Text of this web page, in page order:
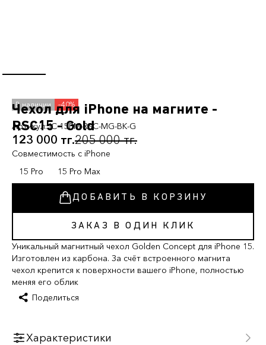
–40%
Чехол для iPhone на магните -
RSС15 - Gold
Артикул:IC-15PM-RSC-MG-BK-G
123 000 тг.205 000 тг.
Совместимость с iPhone
15 Pro
15 Pro Max
ДОБАВИТЬ В КОРЗИНУ
ЗАКАЗ В ОДИН КЛИК
Уникальный магнитный чехол Golden Concept для iPhone 15.
Изготовлен из карбона. За счёт встроенного магнита
чехол крепится к поверхности вашего iPhone, полностью
меняя его облик
Поделиться
Характеристики